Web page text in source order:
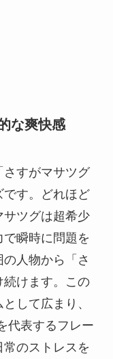
な爽快感
すがマサツグ
す。どれほど
ツグは超希少
瞬時に問題を
人物から「さ
けます。この
して広まり、
代表するフレー
のストレスを